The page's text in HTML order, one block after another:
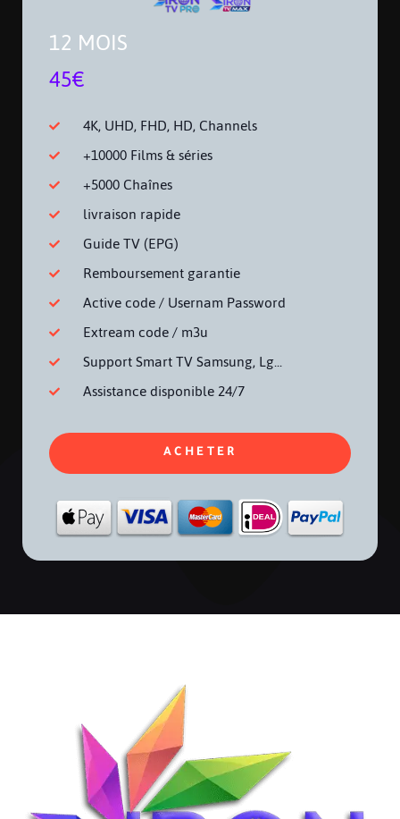
12 MOIS
45€
4K, UHD, FHD, HD, Channels
+10000 Films & séries
+5000 Chaînes
livraison rapide
Guide TV (EPG)
Remboursement garantie
Active code / Usernam Password
Extream code / m3u
Support Smart TV Samsung, Lg...
Assistance disponible 24/7
ACHETER